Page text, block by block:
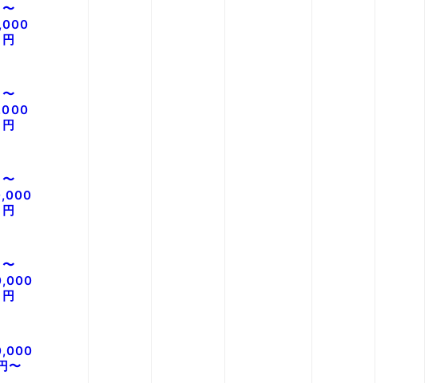
〜
円
〜
円
〜
円
〜
円
〜